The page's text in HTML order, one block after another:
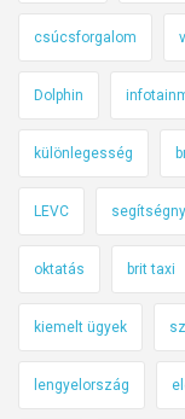
csúcsforgalom
Dolphin
különlegesség
LEVC
oktatás brit taxi
kiemelt ügyek
lengyelország